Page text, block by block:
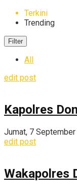
Terkini
Trending
Filter
All
edit post
Kapolres
Jumat, 7
edit post
Wakapolres